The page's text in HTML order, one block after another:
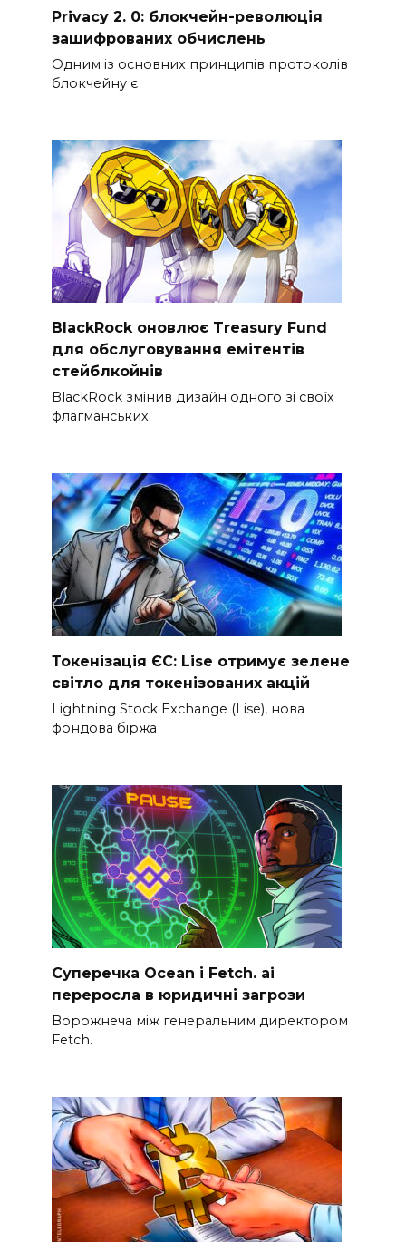
Privacy 2. 0: блокчейн-революція
зашифрованих обчислень
Одним із основних принципів протоколів
блокчейну є
BlackRock оновлює Treasury Fund
для обслуговування емітентів
стейблкойнів
BlackRock змінив дизайн одного зі своїх
флагманських
Токенізація ЄС: Lise отримує зелене
світло для токенізованих акцій
Lightning Stock Exchange (Lise), нова
фондова біржа
Суперечка Ocean і Fetch. ai
переросла в юридичні загрози
Ворожнеча між генеральним директором
Fetch.